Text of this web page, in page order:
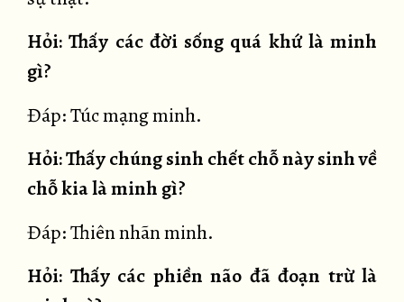
Hỏi: Thấy các đời sống quá khứ là minh
gì?
Đáp: Túc mạng minh.
Hỏi: Thấy chúng sinh chết chỗ này sinh về
chỗ kia là minh gì?
Đáp: Thiên nhãn minh.
Hỏi: Thấy các phiền não đã đoạn trừ là